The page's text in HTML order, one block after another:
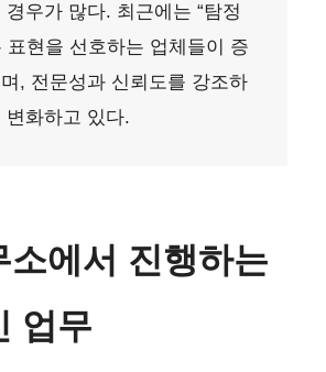
우가 많다. 최근에는 “탐정
표현을 선호하는 업체들이 증
, 전문성과 신뢰도를 강조하
변화하고 있다.
소에서 진행하는
업무